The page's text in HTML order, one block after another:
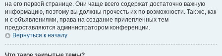
на его первой странице. Они чаще всего содержат достаточно важную
информацию, поэтому вы должны прочесть их по возможности. Так же, как
и с объявлениями, права на создание прилепленных тем
предоставляются администратором конференции.
Вернуться к началу